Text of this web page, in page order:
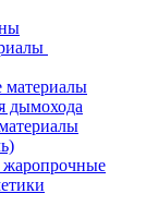
материалы
дымохода